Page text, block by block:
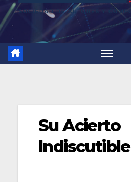
Su Acierto
Indiscutible